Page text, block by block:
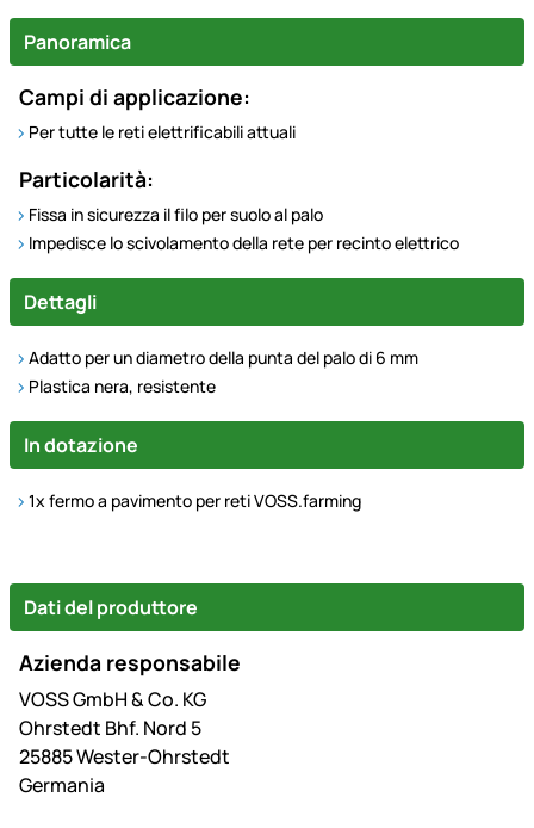
Panoramica
Campi di applicazione:
Per tutte le reti elettrificabili attuali
Particolarità:
Fissa in sicurezza il filo per suolo al palo
Impedisce lo scivolamento della rete per recinto elettrico
Dettagli
Adatto per un diametro della punta del palo di 6 mm
Plastica nera, resistente
In dotazione
1x fermo a pavimento per reti VOSS.farming
Dati del produttore
Azienda responsabile
VOSS GmbH & Co. KG
Ohrstedt Bhf. Nord 5
25885 Wester-Ohrstedt
Germania